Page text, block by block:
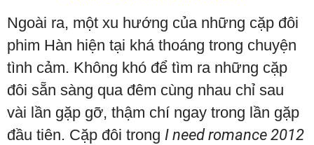
Ngoài ra, một xu hướng của những cặp đôi
phim Hàn hiện tại khá thoáng trong chuyện
tình cảm. Không khó để tìm ra những cặp
đôi sẵn sàng qua đêm cùng nhau chỉ sau
vài lần gặp gỡ, thậm chí ngay trong lần gặp
đầu tiên. Cặp đôi trong I need romance 2012